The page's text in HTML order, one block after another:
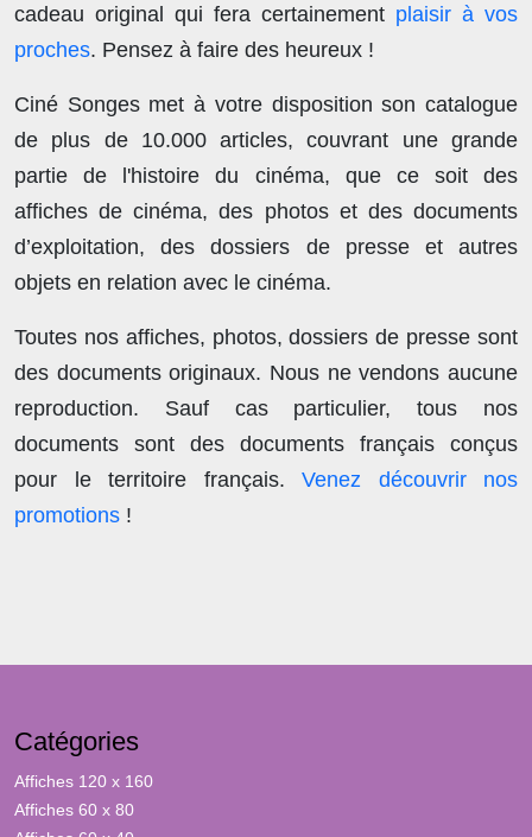
cadeau original qui fera certainement plaisir à vos
proches. Pensez à faire des heureux !
Ciné Songes met à votre disposition son catalogue
de plus de 10.000 articles, couvrant une grande
partie de l'histoire du cinéma, que ce soit des
affiches de cinéma, des photos et des documents
d’exploitation, des dossiers de presse et autres
objets en relation avec le cinéma.
Toutes nos affiches, photos, dossiers de presse sont
des documents originaux. Nous ne vendons aucune
reproduction. Sauf cas particulier, tous nos
documents sont des documents français conçus
pour le territoire français. Venez découvrir nos
promotions !
Catégories
Affiches 120 x 160
Affiches 60 x 80